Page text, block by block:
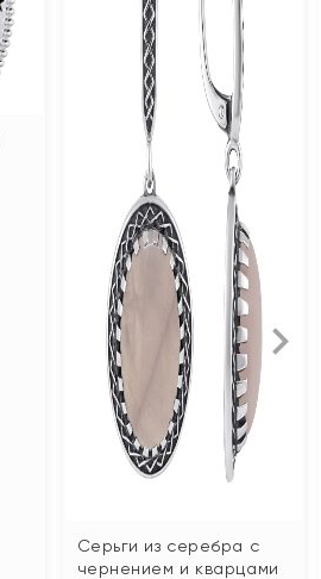
Серьги из серебра с
чернением и кварцами